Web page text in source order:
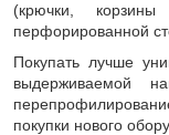
(крючки,
перфорированной
Покупать лучше
выдерживаемой
покупки нового